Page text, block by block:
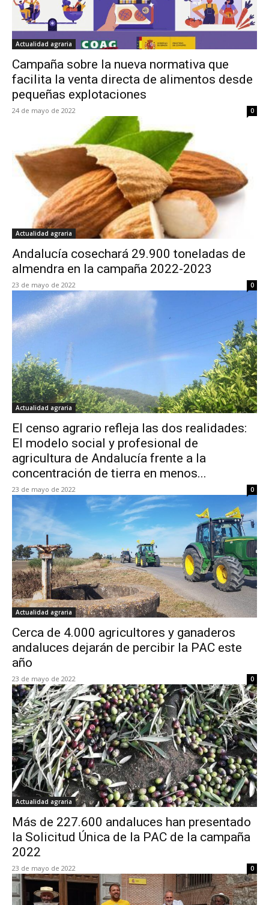
Actualidad agraria
Campaña sobre la nueva normativa que
facilita la venta directa de alimentos desde
pequeñas explotaciones
24 de mayo de 2022 0
Actualidad agraria
Andalucía cosechará 29.900 toneladas de
almendra en la campaña 2022-2023
23 de mayo de 2022 0
Actualidad agraria
El censo agrario refleja las dos realidades:
El modelo social y profesional de
agricultura de Andalucía frente a la
concentración de tierra en menos...
23 de mayo de 2022 0
Actualidad agraria
Cerca de 4.000 agricultores y ganaderos
andaluces dejarán de percibir la PAC este
año
23 de mayo de 2022 0
Actualidad agraria
Más de 227.600 andaluces han presentado
la Solicitud Única de la PAC de la campaña
2022
23 de mayo de 2022 0